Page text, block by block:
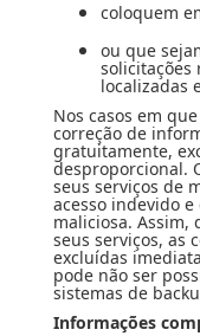
coloquem
ou que
solicitações
localizadas
Nos casos em
correção de
gratuitamente,
desproporcional.
seus serviços de
acesso indevido
maliciosa. Assim,
seus serviços, as
excluídas
pode não ser
sistemas de
Informações